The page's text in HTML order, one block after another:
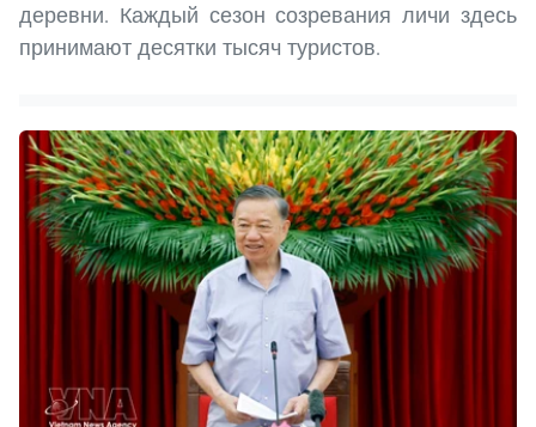
деревни. Каждый сезон созревания личи здесь
принимают десятки тысяч туристов.